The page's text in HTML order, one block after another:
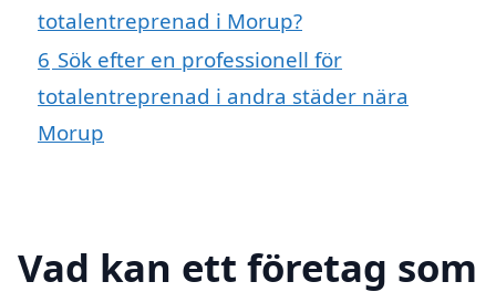
totalentreprenad i Morup?
6 Sök efter en professionell för
totalentreprenad i andra städer nära
Morup
Vad kan ett företag som